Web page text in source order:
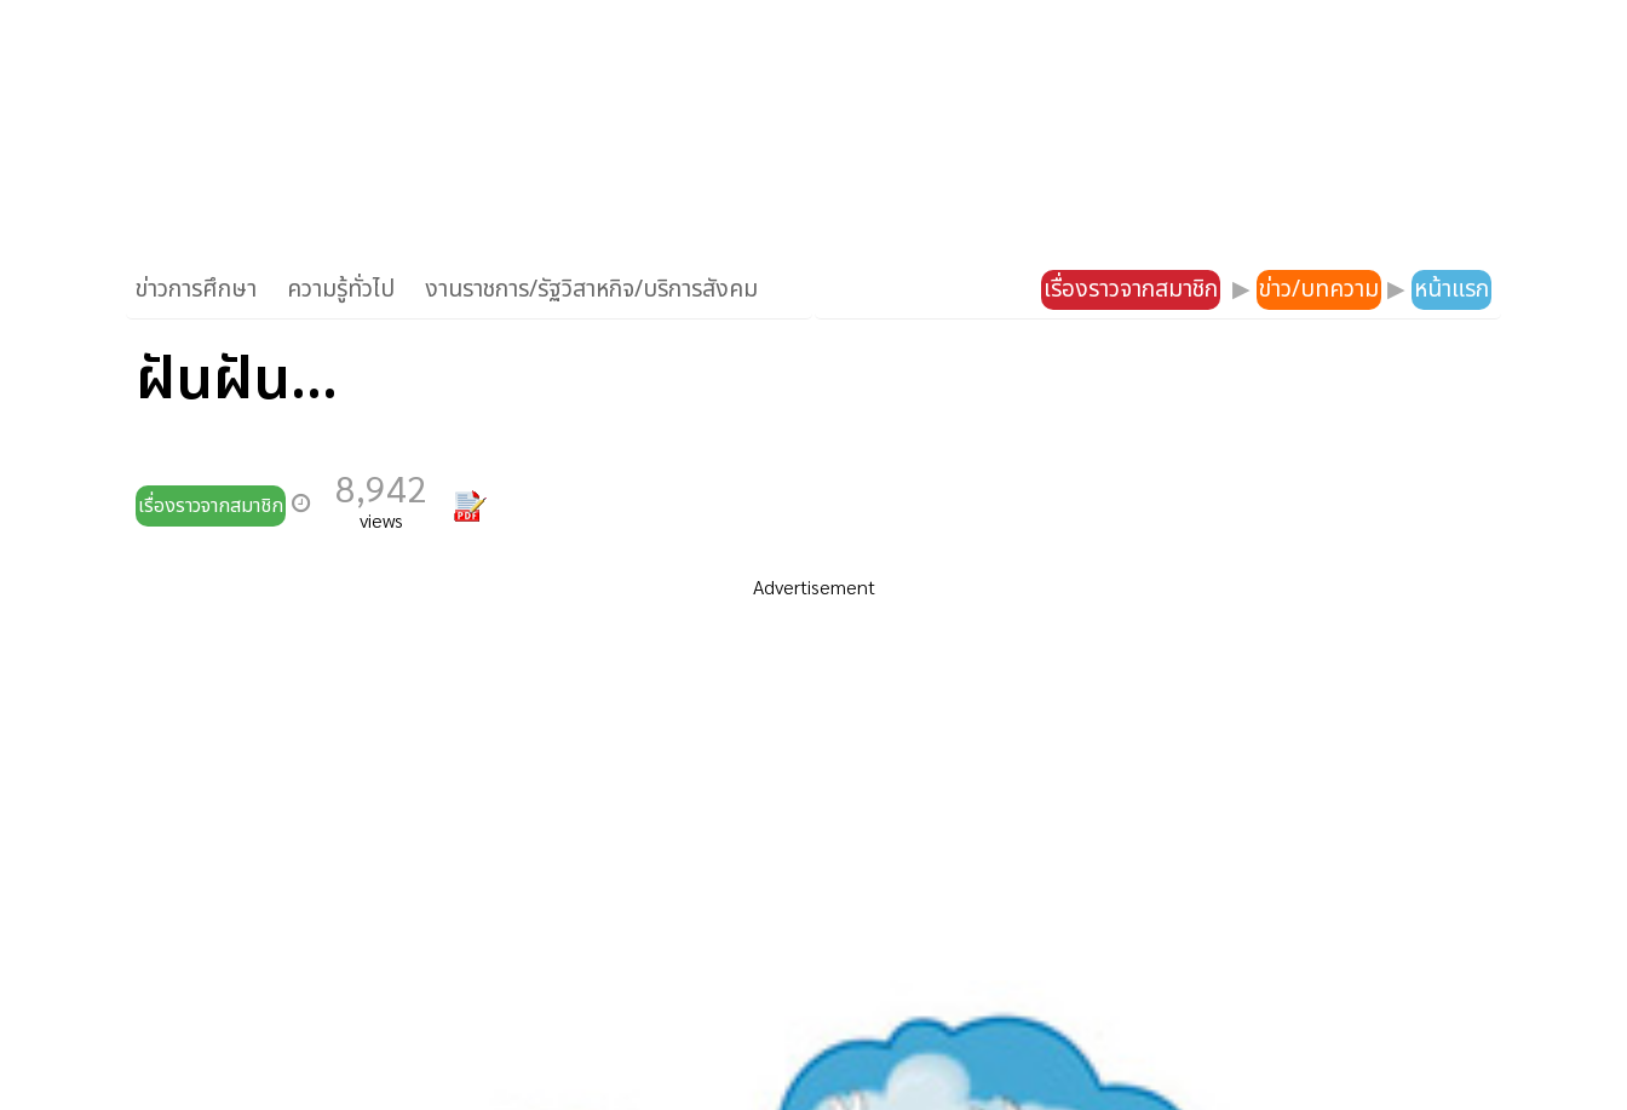
ข่าวการศึกษา ความรู้ทั่วไป งานราชการ/รัฐวิสาหกิจ/บริการสังคม เรื่องราวจากสมาชิก ▶ ข่าว/บทความ ▶ หน้าแรก
ฝันฝัน...
เรื่องราวจากสมาชิก 8,942
views
Advertisement